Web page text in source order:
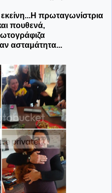
πρωταγωνίστρια
πουθενά,
ασταμάτητα...